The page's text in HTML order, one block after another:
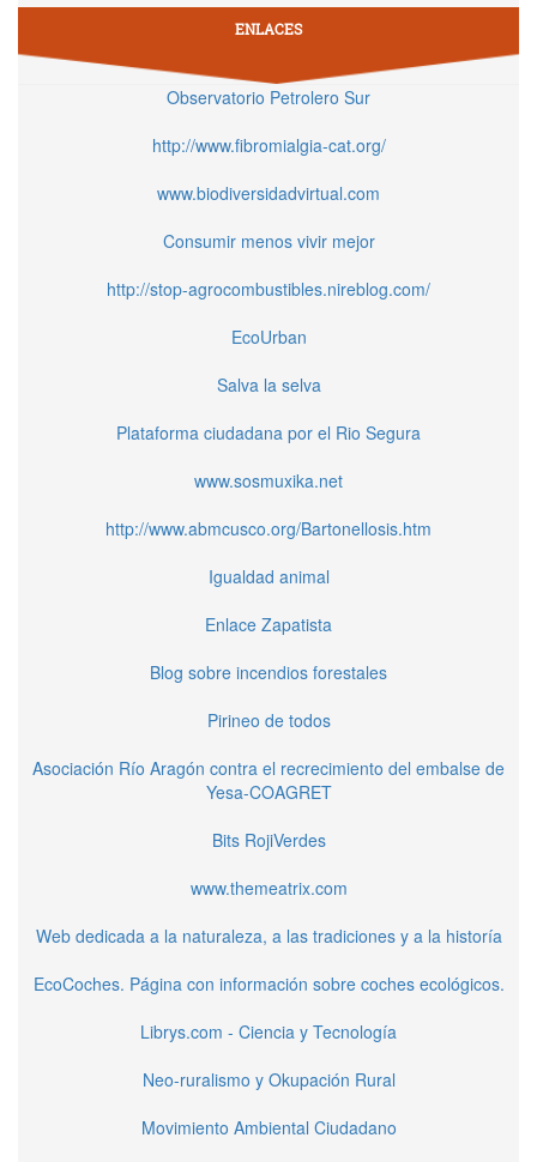
ENLACES
Observatorio Petrolero Sur
http://www.fibromialgia-cat.org/
www.biodiversidadvirtual.com
Consumir menos vivir mejor
http://stop-agrocombustibles.nireblog.com/
EcoUrban
Salva la selva
Plataforma ciudadana por el Rio Segura
www.sosmuxika.net
http://www.abmcusco.org/Bartonellosis.htm
Igualdad animal
Enlace Zapatista
Blog sobre incendios forestales
Pirineo de todos
Asociación Río Aragón contra el recrecimiento del embalse de
Yesa-COAGRET
Bits RojiVerdes
www.themeatrix.com
Web dedicada a la naturaleza, a las tradiciones y a la historía
EcoCoches. Página con información sobre coches ecológicos.
Librys.com - Ciencia y Tecnología
Neo-ruralismo y Okupación Rural
Movimiento Ambiental Ciudadano